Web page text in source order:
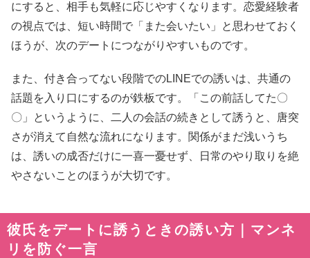
にすると、相手も気軽に応じやすくなります。恋愛経験者
の視点では、短い時間で「また会いたい」と思わせておく
ほうが、次のデートにつながりやすいものです。
また、付き合ってない段階でのLINEでの誘いは、共通の
話題を入り口にするのが鉄板です。「この前話してた〇
〇」というように、二人の会話の続きとして誘うと、唐突
さが消えて自然な流れになります。関係がまだ浅いうち
は、誘いの成否だけに一喜一憂せず、日常のやり取りを絶
やさないことのほうが大切です。
彼氏をデートに誘うときの誘い方｜マンネ
リを防ぐ一言